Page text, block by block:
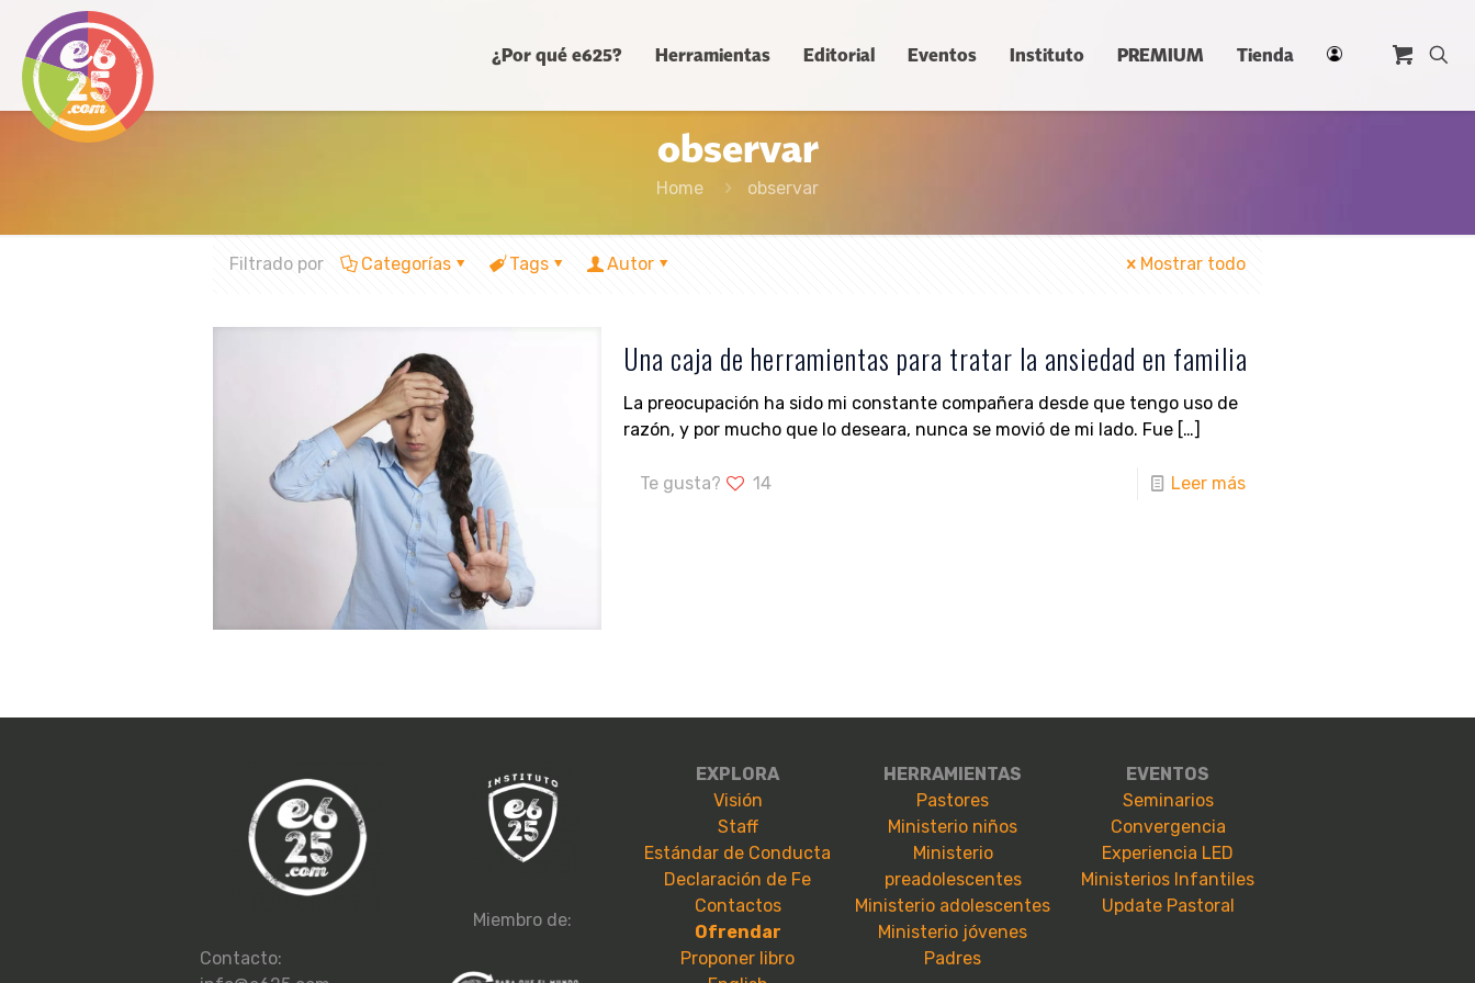
¿Por qué e625? Herramientas Editorial Eventos Instituto PREMIUM Tienda
observar
Home observar
Filtrado por Categorías Tags Autor Mostrar todo
Una caja de herramientas para tratar la ansiedad en familia
La preocupación ha sido mi constante compañera desde que tengo uso de
razón, y por mucho que lo deseara, nunca se movió de mi lado. Fue[…]
Te gusta? 14 Leer más
Contacto:
Miembro de:
EXPLORA
Visión
Staff
Estándar de Conducta
Declaración de Fe
Contactos
Ofrendar
Proponer libro
HERRAMIENTAS
Pastores
Ministerio niños
Ministerio
preadolescentes
Ministerio adolescentes
Ministerio jóvenes
Padres
EVENTOS
Seminarios
Convergencia
Experiencia LED
Ministerios Infantiles
Update Pastoral